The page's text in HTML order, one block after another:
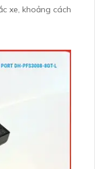
xe, khoảng cách